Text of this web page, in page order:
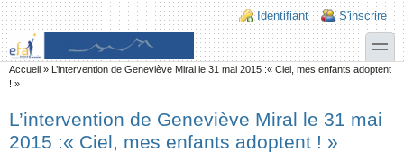
Aller au contenu principal
Skip to search
Login links
Identifiant S'inscrire
toggle
Vous êtes ici
Accueil » L’intervention de Geneviève Miral le 31 mai 2015 :« Ciel, mes enfants adoptent
! »
L’intervention de Geneviève Miral le 31 mai
2015 :« Ciel, mes enfants adoptent ! »